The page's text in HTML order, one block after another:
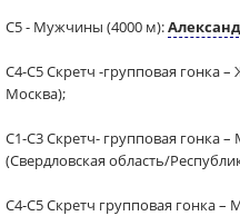
С5 - Мужчины (4000 м):
С4-С5 Скретч -групповая гонка
Москва);
С1-С3 Скретч- групповая гонка
(Свердловская область/
С4-С5 Скретч групповая гонка